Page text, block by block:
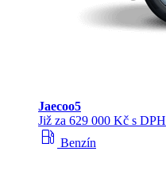
Jaecoo5
Již za 629 000 Kč s DPH
local_gas_station Benzín